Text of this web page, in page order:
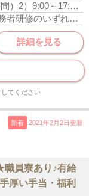
） 2）9:00～17:30（うち休憩1時間）
介護福祉士、初任者研修、実務者研修のいずれかの資格をお持ちの方
詳細を見る
てください
新着 2021年2月2日更新
員寮あり♪有給
厚い手当・福利